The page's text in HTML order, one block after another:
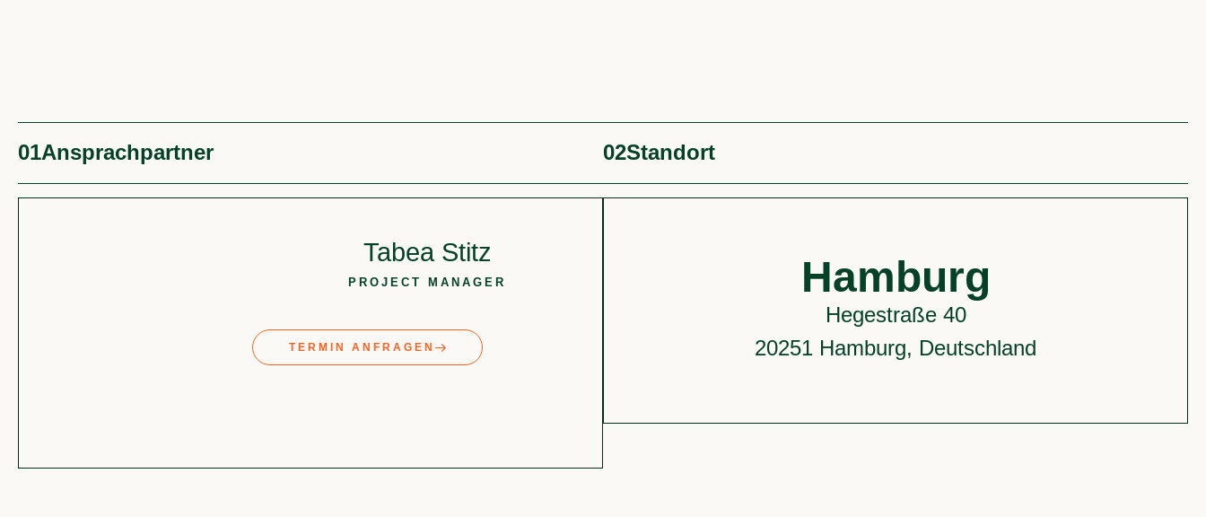
01Ansprachpartner
Tabea Stitz
PROJECT MANAGER
TERMIN ANFRAGEN
02Standort
Hamburg
Hegestraße 40
20251 Hamburg, Deutschland